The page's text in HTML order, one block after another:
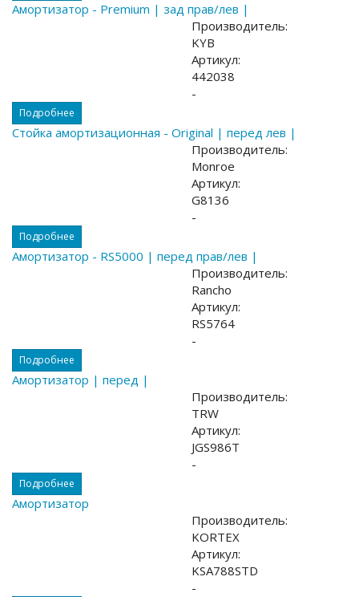
Амортизатор - Premium | зад прав/лев |
Производитель:
KYB
Артикул:
442038
-
Подробнее
Стойка амортизационная - Original | перед лев |
Производитель:
Monroe
Артикул:
G8136
-
Подробнее
Амортизатор - RS5000 | перед прав/лев |
Производитель:
Rancho
Артикул:
RS5764
-
Подробнее
Амортизатор | перед |
Производитель:
TRW
Артикул:
JGS986T
-
Подробнее
Амортизатор
Производитель:
KORTEX
Артикул:
KSA788STD
-